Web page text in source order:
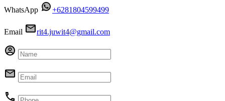
WhatsApp +6281804599499
Email rit4.juwit4@gmail.com